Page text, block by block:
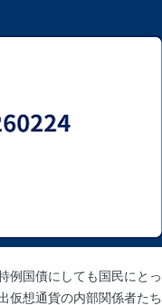
例国債にしても国民にとっ
仮想通貨の内部関係者たち